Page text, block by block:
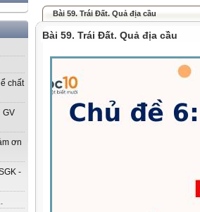
chất
GV
ơn
-
Bài 59. Trái Đất. Quả địa cầu
Bài 59. Trái Đất. Quả địa cầu